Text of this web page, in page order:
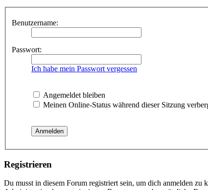
Benutzername:
Passwort:
Ich habe mein Passwort vergessen
Angemeldet bleiben
Meinen Online-Status während dieser Sitzung
Registrieren
Du musst in diesem Forum registriert sein, um dich anmelden